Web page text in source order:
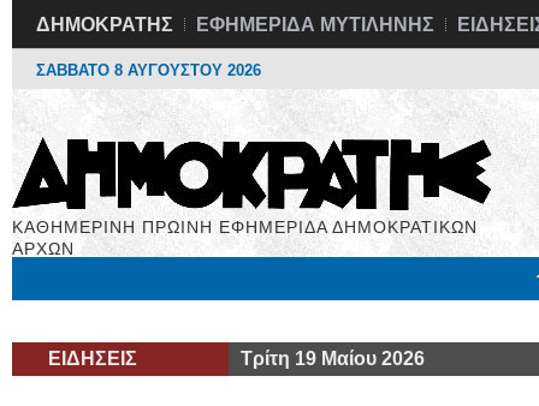
ΔΗΜΟΚΡΑΤΗΣ ΕΦΗΜΕΡΙΔΑ ΜΥΤΙΛΗΝΗΣ
ΣΑΒΒΑΤΟ 8 ΑΥΓΟΥΣΤΟΥ 2026
ΚΑΘΗΜΕΡΙΝΗ ΠΡΩΙΝΗ ΕΦΗΜΕΡΙΔΑ ΔΗΜΟΚΡΑΤΙΚΩΝ
ΑΡΧΩΝ
ΕΙΔΗΣΕΙΣ Τρίτη 19 Μαίου 2026